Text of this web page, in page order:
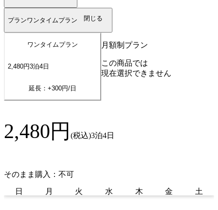
プランワンタイムプラン 閉じる
ワンタイムプラン
2,480円3泊4 日
延長：+300円/日
月額制プラン
この商品では
現在選択できません
2,480円 (税込)3泊4日
そのまま購入：不可
日 月 火 水 木 金 土